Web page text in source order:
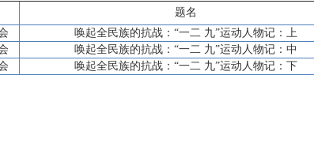
题名
唤起全民族的抗战：“一二 九”运动人物记：上
唤起全民族的抗战：“一二 九”运动人物记：中
唤起全民族的抗战：“一二 九”运动人物记：下